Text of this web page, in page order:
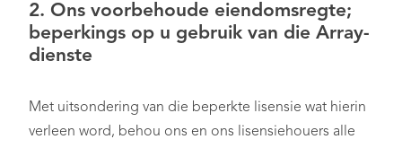
2. Ons voorbehoude eiendomsregte;
beperkings op u gebruik van die Array-
dienste
Met uitsondering van die beperkte lisensie wat hierin
verleen word, behou ons en ons lisensiehouers alle